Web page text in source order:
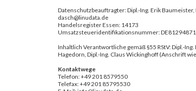
Datenschutzbeauftragter: Dipl.-Ing. Erik Baumeister,
dasch@linudata.de
Handelsregister Essen: 14173
Umsatzsteueridentifikationsnummer:
Inhaltlich Verantwortliche gemäß §55 RStV: Dipl.-Ing.
Hagedorn, Dipl.-Ing. Claus Wickinghoff (Anschrift
Kontaktwege
Telefon: +49 201 8579550
Telefax: +49 201 85795530